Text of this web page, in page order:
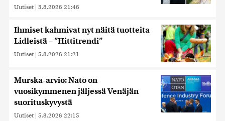
Uutiset | 3.8.2026 21:46
Ihmiset kahmivat nyt näitä tuotteita
Lidleistä – ”Hittitrendi”
Uutiset | 5.8.2026 21:21
Murska-arvio: Nato on
vuosikymmenen jäljessä Venäjän
suorituskyvystä
Uutiset | 5.8.2026 22:15